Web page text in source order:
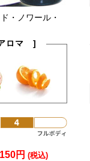
・ノワール・
ロマ ]
円 (税込)